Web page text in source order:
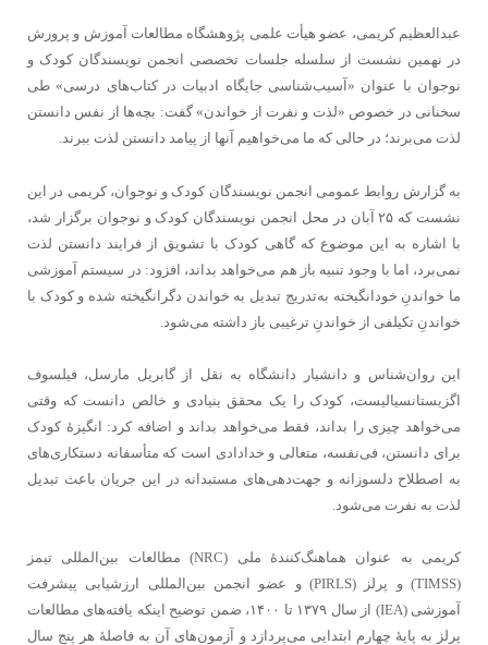
عبدالعظیم کریمی، عضو هیأت علمی پژوهشگاه مطالعات آموزش و پرورش
در نهمین نشست از سلسله جلسات تخصصی انجمن نویسندگان کودک و
نوجوان با عنوان «آسیب‌شناسی جایگاه ادبیات در کتاب‌های درسی» طی
سخنانی در خصوص «لذت و نفرت از خواندن» گفت: بچه‌ها از نفس دانستن
لذت می‌برند؛ در حالی که ما می‌خواهیم آنها از پیامد دانستن لذت ببرند.
به گزارش روابط عمومی انجمن نویسندگان کودک و نوجوان، کریمی در این
نشست که ۲۵ آبان در محل انجمن نویسندگان کودک و نوجوان برگزار شد،
با اشاره به این موضوع که گاهی کودک با تشویق از فرایند دانستن لذت
نمی‌برد، اما با وجود تنبیه باز هم می‌خواهد بداند، افزود: در سیستم آموزشی
ما خواندنِ خودانگیخته به‌تدریج تبدیل به خواندن دگرانگیخته شده و کودک با
خواندنِ تکیلفی از خواندنِ ترغیبی باز داشته می‌شود.
این روان‌شناس و دانشیار دانشگاه به نقل از گابریل مارسل، فیلسوف
اگزیستانسیالیست، کودک را یک محقق بنیادی و خالص دانست که وقتی
می‌خواهد چیزی را بداند، فقط می‌خواهد بداند و اضافه کرد: انگیزۀ کودک
برای دانستن، فی‌نفسه، متعالی و خدادادی است که متأسفانه دستکاری‌های
به اصطلاح دلسوزانه و جهت‌دهی‌های مستبدانه در این جریان باعث تبدیل
لذت به نفرت می‌شود.
کریمی به عنوان هماهنگ‌کنندۀ ملی (NRC) مطالعات بین‌المللی تیمز
(TIMSS) و پرلز (PIRLS) و عضو انجمن بین‌المللی ارزشیابی پیشرفت
آموزشی (IEA) از سال ۱۳۷۹ تا ۱۴۰۰، ضمن توضیح اینکه یافته‌های مطالعات
پرلز به پایهٔ چهارم ابتدایی می‌پردازد و آزمون‌های آن به فاصلۀ هر پنج سال